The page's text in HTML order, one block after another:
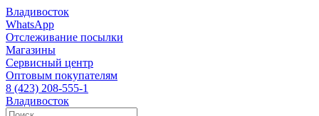
Владивосток
WhatsApp
Отслеживание посылки
Магазины
Сервисный центр
Оптовым покупателям
8 (423) 208-555-1
Владивосток